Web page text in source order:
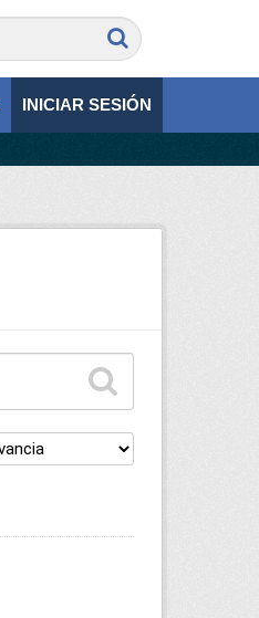
INICIAR SESIÓN